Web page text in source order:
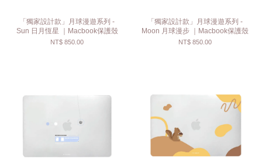
「獨家設計款」月球漫遊系列 -
Sun 日月恆星 ｜Macbook保護殼
NT$ 850.00
「獨家設計款」月球漫遊系列 -
Moon 月球漫步 ｜Macbook保護殼
NT$ 850.00